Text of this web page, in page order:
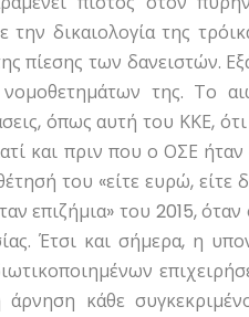
την δικαιολογία της
πίεσης των δανειστών.
της. Το
όπως αυτή του ΚΚΕ,
και πριν που ο ΟΣΕ
του «είτε ευρώ, είτε
επιζήμια» του 2015,
Έτσι και σήμερα, η
κάθε